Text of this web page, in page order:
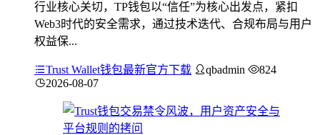
行业核心关切，TP钱包以“信任”为核心出发点，紧扣
Web3时代的安全需求，通过技术迭代、合规布局与用户
权益保...
Trust Wallet钱包最新官方下载 qbadmin
824
2026-08-07